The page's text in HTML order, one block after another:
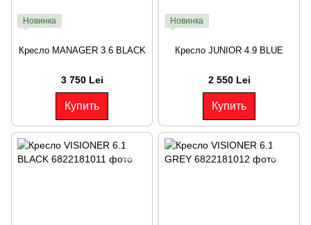
Новинка
Кресло MANAGER 3.6 BLACK
3 750 Lei
Купить
Новинка
Кресло JUNIOR 4.9 BLUE
2 550 Lei
Купить